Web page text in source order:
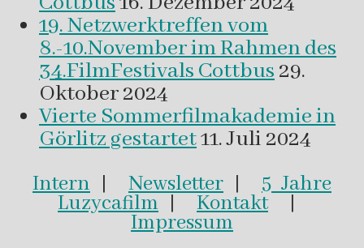
19. Netzwerktreffen vom
8.-10.November im Rahmen des
34.FilmFestivals Cottbus29.
Oktober 2024
Vierte Sommerfilmakademie in
Görlitz gestartet11. Juli 2024
Intern | Newsletter | 5 Jahre
Luzycafilm | Kontakt|
Impressum